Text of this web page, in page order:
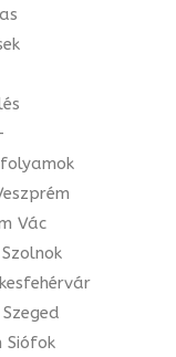
Vác
Siófok